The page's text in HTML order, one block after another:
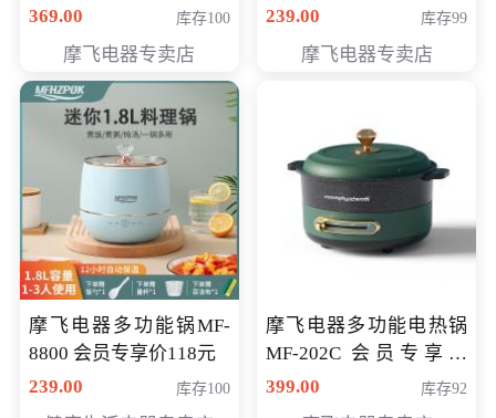
369.00
库存100
摩飞电器专卖店
239.00
库存99
摩飞电器专卖店
摩飞电器多功能锅MF-
8800 会员专享价118元
239.00
库存100
摩飞电器多功能电热锅
MF-202C 会员专享价
269元
399.00 库存92